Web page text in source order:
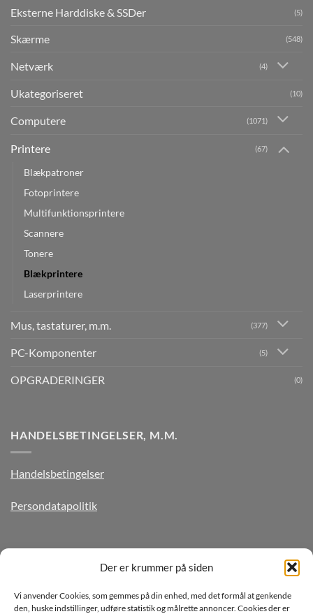
Der er krummer på siden
Vi anvender Cookies, som gemmes på din enhed, med det formål at genkende
den, huske indstillinger, udføre statistik og målrette annoncer. Cookies der er
Eksterne Harddiske & SSDer (5)
Skærme (548)
Netværk (4)
Ukategoriseret (10)
Computere (1071)
Printere (67)
Blækpatroner
Fotoprintere
Multifunktionsprintere
Scannere
Tonere
Blækprintere
Laserprintere
Mus, tastaturer, m.m. (377)
PC-Komponenter (5)
OPGRADERINGER (0)
HANDELSBETINGELSER, M.M.
Handelsbetingelser
Persondatapolitik